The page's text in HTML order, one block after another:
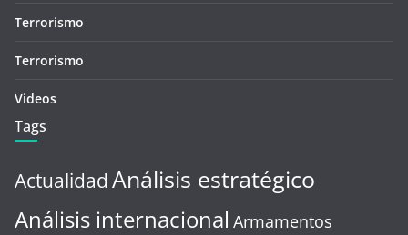
Terrorismo
Terrorismo
Videos
Tags
Actualidad Análisis estratégico
Análisis internacional Armamentos